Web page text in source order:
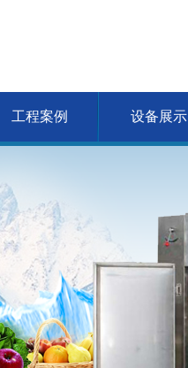
工程案例 设备展示